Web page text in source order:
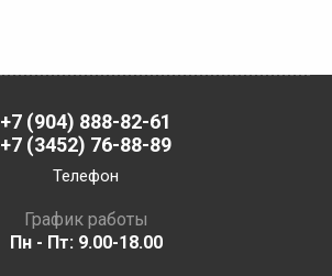
+7 (904) 888-82-61
+7 (3452) 76-88-89
Телефон
График работы
Пн - Пт: 9.00-18.00